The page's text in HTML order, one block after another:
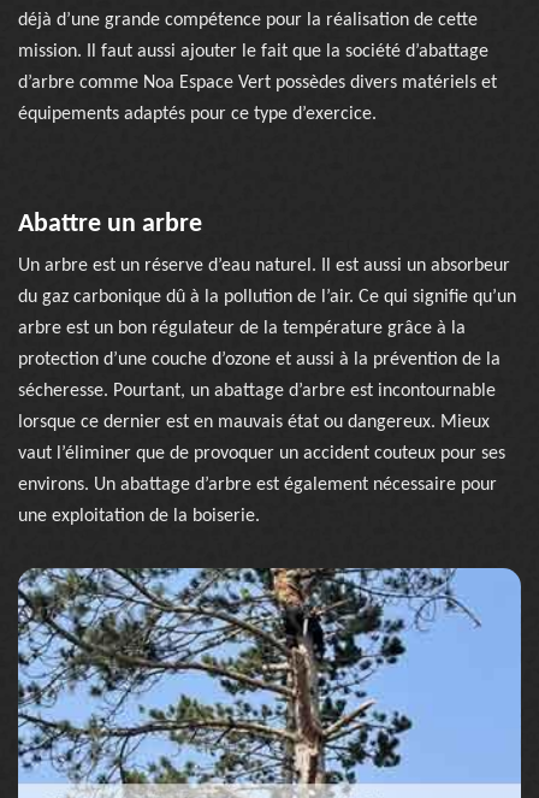
déjà d’une grande compétence pour la réalisation de cette
mission. Il faut aussi ajouter le fait que la société d’abattage
d’arbre comme Noa Espace Vert possèdes divers matériels et
équipements adaptés pour ce type d’exercice.
Abattre un arbre
Un arbre est un réserve d’eau naturel. Il est aussi un absorbeur
du gaz carbonique dû à la pollution de l’air. Ce qui signifie qu’un
arbre est un bon régulateur de la température grâce à la
protection d’une couche d’ozone et aussi à la prévention de la
sécheresse. Pourtant, un abattage d’arbre est incontournable
lorsque ce dernier est en mauvais état ou dangereux. Mieux
vaut l’éliminer que de provoquer un accident couteux pour ses
environs. Un abattage d’arbre est également nécessaire pour
une exploitation de la boiserie.